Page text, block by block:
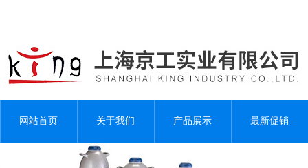
网站首页 关于我们 产品展示 最新促销